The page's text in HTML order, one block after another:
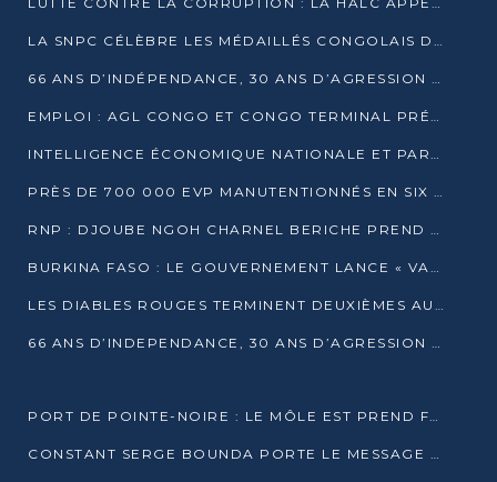
LA SNPC CÉLÈBRE LES MÉDAILLÉS CONGOLAIS DES OLYMPIADES PANAFRICAINES DE MATHÉMATIQUES 2026
66 ANS D’INDÉPENDANCE, 30 ANS D’AGRESSION RWANDAISE : 4 PRÉSIDENCES, UN ÉCHEC COLLECTIF
EMPLOI : AGL CONGO ET CONGO TERMINAL PRÉSÉLECTIONNENT PLUS DE 70 JEUNES À POINTE-NOIRE
INTELLIGENCE ÉCONOMIQUE NATIONALE ET PARTENARIATS INTERNATIONAUX : VERS UNE DOCTRINE SOUVERAINE DE SÉCURITÉ ÉCONOMIQUE
PRÈS DE 700 000 EVP MANUTENTIONNÉS EN SIX MOIS PAR CONGO TERMINAL
RNP : DJOUBE NGOH CHARNEL BERICHE PREND LES RÊNES DU PARTI
BURKINA FASO : LE GOUVERNEMENT LANCE « VACANCES UTILES 2026 » POUR FORMER LES ÉLÈVES À 15 MÉTIERS
LES DIABLES ROUGES TERMINENT DEUXIÈMES AU CHAMPIONNAT D’AFRIQUE ZONE 3
66 ANS D’INDEPENDANCE, 30 ANS D’AGRESSION RWAN DAISE : 4 PRESIDENCES, UN ECHEC COLLECTIF
PORT DE POINTE-NOIRE : LE MÔLE EST PREND FORME ET VISE LES GÉANTS DES MERS
CONSTANT SERGE BOUNDA PORTE LE MESSAGE DE COMPASSION DE DENIS SASSOU NGUESSO EN IRAN